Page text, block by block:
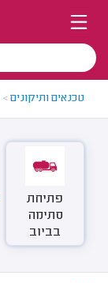
טכנאים ותיקונים>
פתיחת
סתימה
בביוב